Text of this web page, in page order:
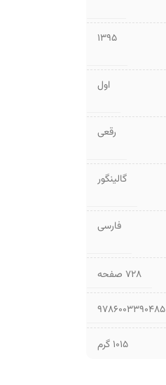
1395
اول
رقعی
گالینگور
فارسی
۷۲۸ صفحه
9786003390485
1015 گرم